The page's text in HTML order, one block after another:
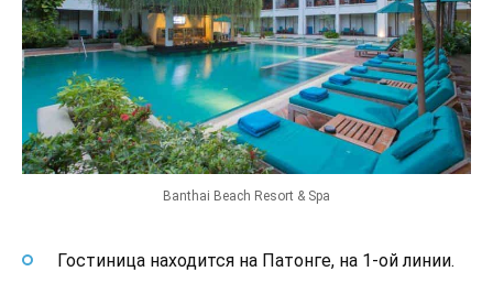
Banthai Beach Resort & Spa
Гостиница находится на Патонге, на 1-ой линии.